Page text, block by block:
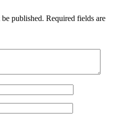
published. Required fields are